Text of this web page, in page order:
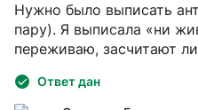
Нужно было выписать
пару). Я выписала «ни
переживаю, засчитают
Ответ дан